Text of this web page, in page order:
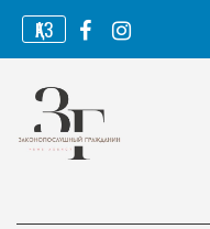
Перейти
содержимому
ҚАЗ